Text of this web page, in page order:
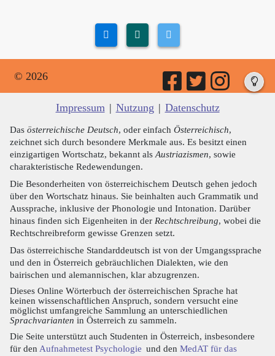
© 2026
Impressum | Nutzung | Datenschutz
Das österreichische Deutsch, oder einfach Österreichisch,
zeichnet sich durch besondere Merkmale aus. Es besitzt einen
einzigartigen Wortschatz, bekannt als Austriazismen, sowie
charakteristische Redewendungen.
Die Besonderheiten von österreichischem Deutsch gehen jedoch
über den Wortschatz hinaus. Sie beinhalten auch Grammatik und
Aussprache, inklusive der Phonologie und Intonation. Darüber
hinaus finden sich Eigenheiten in der Rechtschreibung, wobei die
Rechtschreibreform gewisse Grenzen setzt.
Das österreichische Standarddeutsch ist von der Umgangssprache
und den in Österreich gebräuchlichen Dialekten, wie den
bairischen und alemannischen, klar abzugrenzen.
Dieses Online Wörterbuch der österreichischen Sprache hat
keinen wissenschaftlichen Anspruch, sondern versucht eine
möglichst umfangreiche Sammlung an unterschiedlichen
Sprachvarianten in Österreich zu sammeln.
Die Seite unterstützt auch Studenten in Österreich, insbesondere
für den Aufnahmetest Psychologie und den MedAT für das